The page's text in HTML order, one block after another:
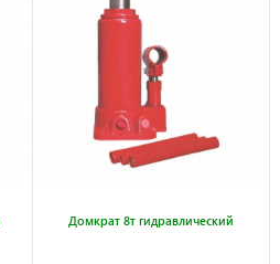
Домкрат 8т гидравлический